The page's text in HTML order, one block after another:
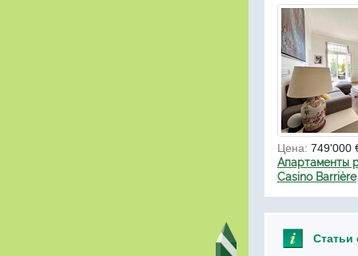
Цена: 749'000
Апартаменты
Casino Barrière
Статьи